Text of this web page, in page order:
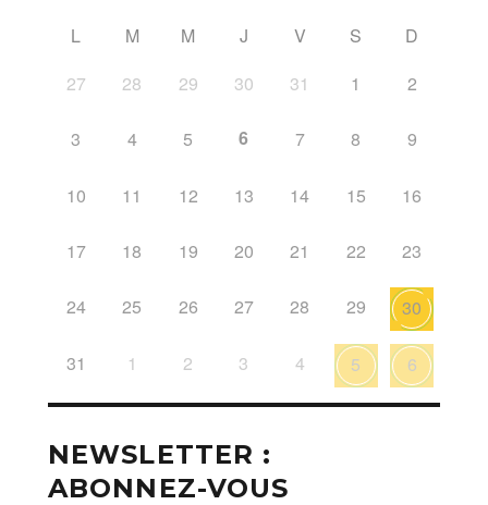
L M M J V S
D
27
28 29 30 31 1 2
3 4 5 6 7 8 9
10 11 12 13 14 15 16
17 18 19 20 21 22 23
24 25 26 27 28 29 30
31 1 2 3 4 5 6
NEWSLETTER :
ABONNEZ-VOUS